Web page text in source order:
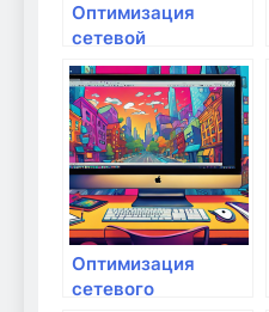
Оптимизация
сетевой
инфраструктуры
для бизнеса
Оптимизация
сетевого